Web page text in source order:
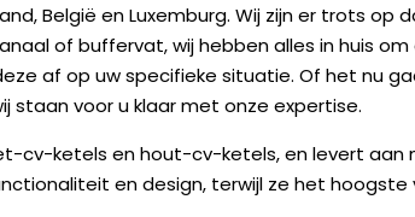
België en Luxemburg. Wij zijn er trots op
of buffervat, wij hebben alles in huis
af op uw specifieke situatie. Of het nu
voor u klaar met onze expertise.
cv-ketels en hout-cv-ketels, en levert aan
en design, terwijl ze het